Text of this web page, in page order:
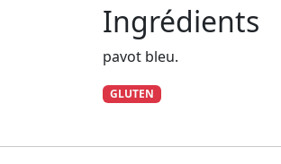
Ingrédients
pavot bleu.
GLUTEN